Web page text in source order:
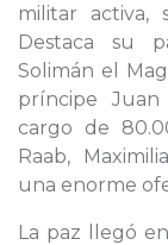
militar activa,
Destaca su
Solimán el
príncipe Juan
cargo de
Raab,
una enorme
La paz llegó